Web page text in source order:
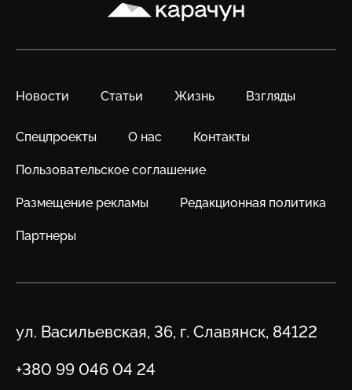
Новости Статьи Жизнь Взгляды
Спецпроекты О нас Контакты
Пользовательское соглашение
Размещение рекламы Редакционная политика
Партнеры
Адрес
ул. Васильевская, 36, г. Славянск, 84122
Телефон
+380 99 046 04 24